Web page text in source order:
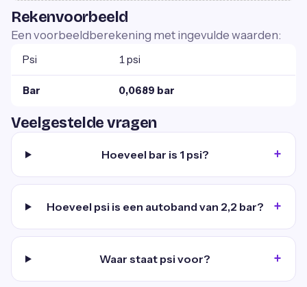
Rekenvoorbeeld
Een voorbeeldberekening met ingevulde waarden:
Psi 1 psi
Bar 0,0689 bar
Veelgestelde vragen
Hoeveel bar is 1 psi?
Hoeveel psi is een autoband van 2,2 bar?
Waar staat psi voor?